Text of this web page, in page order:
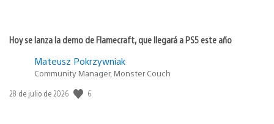
Hoy se lanza la demo de Flamecraft, que llegará a PS5 este año
Mateusz Pokrzywniak
Community Manager, Monster Couch
Fecha
28 de julio de 2026 6